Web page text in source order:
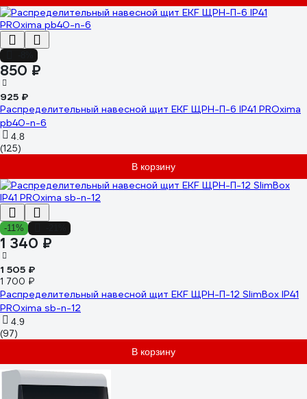
850 ₽
925 ₽
Распределительный навесной щит EKF ЩРН-П-6 IP41 PROxima
pb40-n-6
4.8
(125)
В корзину
-11%
1 340 ₽
1 505 ₽
1 700 ₽
Распределительный навесной щит EKF ЩРН-П-12 SlimBox IP41
PROxima sb-n-12
4.9
(97)
В корзину